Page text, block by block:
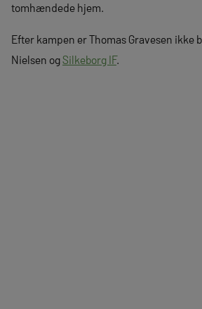
tomhændede hjem.
Efter kampen er Thomas Gravesen ikke
Nielsen ogSilkeborg IF.